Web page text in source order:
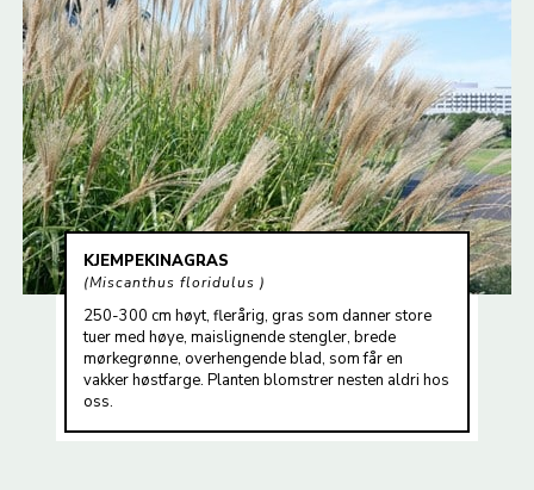
KJEMPEKINAGRAS
Miscanthus floridulus
250-300 cm høyt, flerårig, gras som danner store
tuer med høye, maislignende stengler, brede
mørkegrønne, overhengende blad, som får en
vakker høstfarge. Planten blomstrer nesten aldri hos
oss.